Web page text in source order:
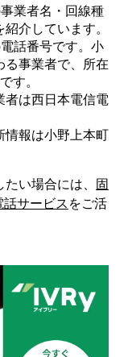
業者名・回線種
介しています。
話番号です。 小
る事業者で、所在
です。
者は西日本電信電
情報は小野上本町
たい場合には、
固
話サービス をご活